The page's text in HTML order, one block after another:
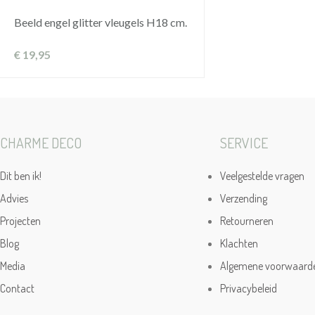
Beeld engel glitter vleugels H18 cm.
€ 19,95
CHARME DECO
Dit ben ik!
Advies
Projecten
Blog
Media
Contact
SERVICE
Veelgestelde vragen
Verzending
Retourneren
Klachten
Algemene
Privacybeleid